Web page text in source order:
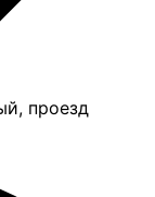
проезд